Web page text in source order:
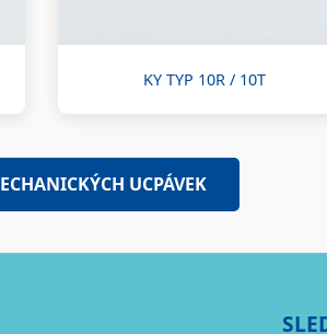
KY TYP 10R / 10T
UCPÁVEK